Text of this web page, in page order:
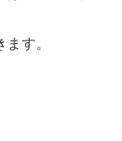
す。